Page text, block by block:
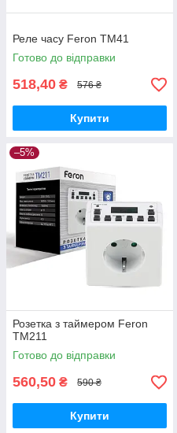
Реле часу Feron TM41
Готово до відправки
518,40 ₴ 576 ₴
Купити
–5%
Розетка з таймером Feron
TM211
Готово до відправки
560,50 ₴ 590 ₴
Купити